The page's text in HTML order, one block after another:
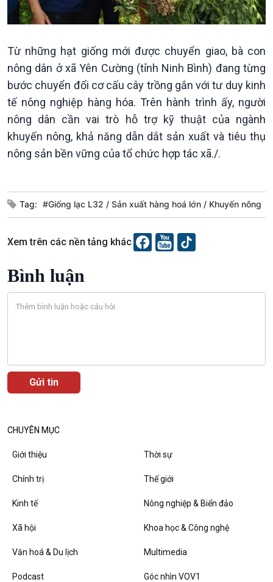
Podcast
Góc nhìn VOV1
Bình luận
10 phút Sự kiện - Luận bàn
Câu chuyện thời sự
Dòng chảy sự kiện
Chuyện đêm
Thanh âm ký sự
Chân dung cuộc sống
Từ những hạt giống mới được chuyển giao, bà con
nông dân ở xã Yên Cường (tỉnh Ninh Bình) đang từng
bước chuyển đổi cơ cấu cây trồng gắn với tư duy kinh
tế nông nghiệp hàng hóa. Trên hành trình ấy, người
nông dân cần vai trò hỗ trợ kỹ thuật của ngành
khuyến nông, khả năng dẫn dắt sản xuất và tiêu thụ
nông sản bền vững của tổ chức hợp tác xã./.
Tag: #Giống lạc L32 Sản xuất hàng hoá lớn Khuyến nông
Xem trên các nền tảng khác
Bình luận
CHUYÊN MỤC
Giới thiệu Thời sự
Chính trị Thế giới
Kinh tế Nông nghiệp & Biển đảo
Xã hội Khoa học & Công nghệ
Văn hoá & Du lịch Multimedia
Podcast Góc nhìn VOV1